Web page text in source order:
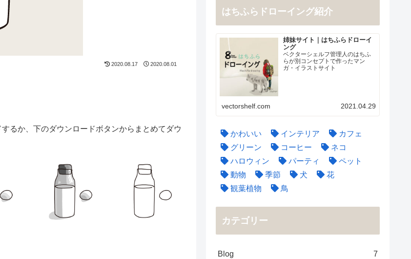
2020.08.17 2020.08.01
るか、下のダウンロードボタンからまとめてダウ
はちふらドローイング紹介
姉妹サイト｜はちふらドローイ
ング
ベクターシェルフ管理人のはちふ
らが別コンセプトで作ったマン
ガ・イラストサイト
vectorshelf.com 2021.04.29
かわいい インテリア
カフェ
グリーン
コーヒー
ネコ
ハロウィン
パーティ
ペット
動物
季節 犬
花
観葉植物
鳥
カテゴリー
Blog 7